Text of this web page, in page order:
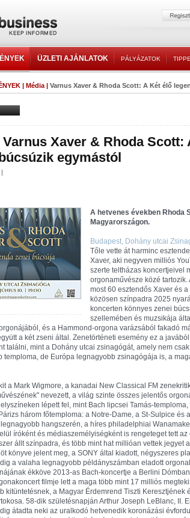
ÜZLETI AJÁNLATOK PÁLYÁZATOK
| Média | Varnus Xaver & Rhoda Scott: A Két élő
Xaver & Rhoda Scott:
egymástól
A hetvenes években Rhoda
Magyarországon.
Budapest, Dohány utcai
Tőle vette át harminc
Xaver, aki negyven milliós
szerte teltházas koncertjeivel
orgonaművésze közé
most 60 esztendős Xaver és
közösen színpadra 2025
koncerten könnyes zenei
szellemében és muzsikája
és a Hammond-orgona varázsából fakadó
a két zseni által. Zenetörténeti esemény ez a
találni, mint a Dohány utcai zsinagógát, amely nem
temploma, de Európa legnagyobb zsinagógája is, a
a Mark Wigmore, a kanadai New Classical FM
nevezett, a világ szinte összes jelentős
lépett fel, mint Bach lipcsei Tamás-
három főtemploma: a Notre-Dame, a St-Sulpice és
hangszerén, a híres philadelphiai
íróként és médiaszemélyiségként is rengeteget tett
állt színpadra, és több mint hat millióan vettek jegyet
könyve jelent meg, a SONY által kiadott, négyszeres
a valaha legnagyobb példányszámban eladott
ékköve 2013-as Bach-koncertje a Berlini
filmje lett a maga több mint 17 milliós
kitüntetésnek, a Magyar Érdemrend Tiszti Keresztjének
58-dik születésnapján Arthur Joseph LeBlanc, II.
átadta neki az uralkodó hetvenedik koronázási